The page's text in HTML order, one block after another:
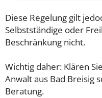
Diese Regelung gilt
Selbstständige oder
Beschränkung nicht.
Wichtig daher: Klären
Anwalt aus Bad Breisig
Beratung.